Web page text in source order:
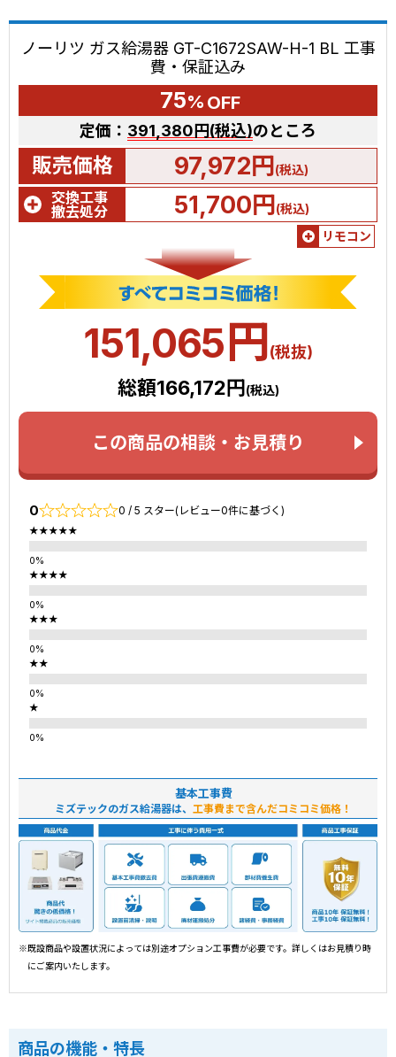
ノーリツ ガス給湯器 GT-C1672SAW-H-1 BL 工事
費・保証込み
75% OFF
定価： 391,380円(税込)のところ
販売価格 97,972円(税込)
交換工事
撤去処分
51,700円(税込)
リモコン
151,065円(税抜)
総額166,172円(税込)
この商品の相談・お見積り
0 0 / 5 スター(レビュー0件に基づく)
★★★★★
★★★★
★★★
★★
★
基本工事費
ミズテックのガス給湯器は、 工事費まで含んだコミコミ価格！
※既設商品や設置状況によっては別途オプション工事費が必要です。詳しくはお見積り時
にご案内いたします。
商品の機能・特長